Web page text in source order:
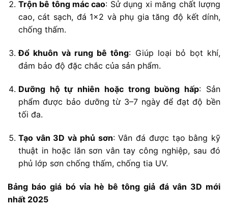
Trộn bê tông máccao: Sửdụng xi măng chất lượng
cao,cát sạch, đá 1×2 và phụ giatăng độ kếtdính,
chống thấm.
Đổ khuônvà rung bêtông: Giúp loại bỏ bọt khí,
đảm bảo độ đặc chắc của sản phẩm.
Dưỡng hộtự nhiên hoặc trong buồng hấp: Sản
phẩmđược bảo dưỡngtừ 3–7 ngàyđể đạtđộ bền
tối đa.
Tạo vân 3Dvà phủ sơn:Vânđá được tạo bằng kỹ
thuật in hoặc lăn sơnvântaycông nghiệp, sauđó
phủ lớp sơn chống thấm, chống tia UV.
Bảng báogiá bó vỉa hè bêtônggiả đá vân 3D mới
nhất 2025